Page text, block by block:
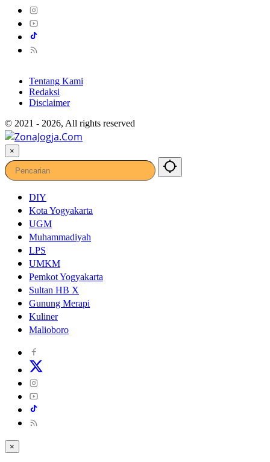
Tentang Kami
Redaksi
Disclaimer
© 2021 - 2026, All rights reserved
×
DIY
Kota Yogyakarta
UGM
Muhammadiyah
LPS
UMKM
Pemkot Yogyakarta
Sultan HB X
Gunung Merapi
Kuliner
Malioboro
×